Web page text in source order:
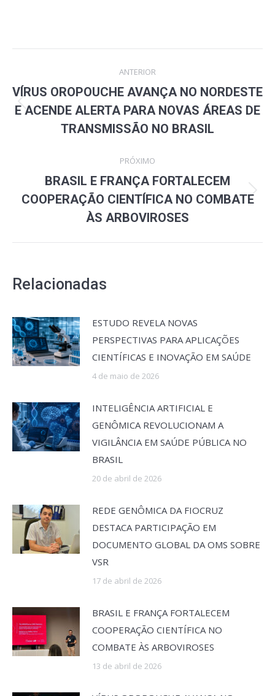
de
post:
ANTERIOR
Post
anterior:
VÍRUS OROPOUCHE AVANÇA NO NORDESTE
E ACENDE ALERTA PARA NOVAS ÁREAS DE
TRANSMISSÃO NO BRASIL
PRÓXIMO
Próximo
post:
BRASIL E FRANÇA FORTALECEM
COOPERAÇÃO CIENTÍFICA NO COMBATE
ÀS ARBOVIROSES
Relacionadas
ESTUDO REVELA NOVAS
PERSPECTIVAS PARA APLICAÇÕES
CIENTÍFICAS E INOVAÇÃO EM SAÚDE
4 de maio de 2026
INTELIGÊNCIA ARTIFICIAL E
GENÔMICA REVOLUCIONAM A
VIGILÂNCIA EM SAÚDE PÚBLICA NO
BRASIL
20 de abril de 2026
REDE GENÔMICA DA FIOCRUZ
DESTACA PARTICIPAÇÃO EM
DOCUMENTO GLOBAL DA OMS SOBRE
VSR
17 de abril de 2026
BRASIL E FRANÇA FORTALECEM
COOPERAÇÃO CIENTÍFICA NO
COMBATE ÀS ARBOVIROSES
13 de abril de 2026